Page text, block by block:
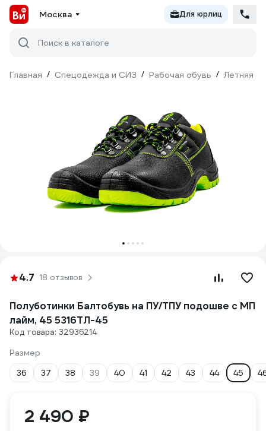
Москва Для юрлиц
Поиск в каталоге
Главная / Спецодежда и СИЗ / Рабочая обувь / Летняя
4.7 18 отзывов
Полуботинки Балтобувь на ПУ/ТПУ подошве с МП
лайм, 45 5316ТЛ-45
Код товара: 32936214
Размер
36
37 38 39 40 41 42 43 44 45
2 490 ₽